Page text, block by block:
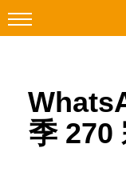
Facebook
科技焦點
季 270